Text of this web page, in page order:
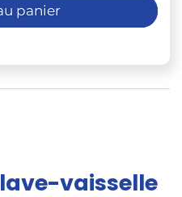
panier
vaisselle